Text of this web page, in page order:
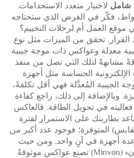
شامل لاختيار متعدد الاستخدامات.
لذلك عند اختيار عاكس بقدرة ٣٥٠٠ واط، فكّر في الغرض الذي ستحتاجه
موقع العمل أم لرحلات التخييم؟
القرار. تحقق من الميزات مثل نوع
معدلة وعواكس ذات موجة جيبية
مشابهةً لتلك التي تصل من منفذ
الحساسة مثل أجهزة
الجيبية المُعدَّلة فهي أقل تكلفةً،
وبالإضافة إلى ذلك، راجع كفاءة
في تحويل الطاقة. فالعاكس
بطاريتك على الاستمرار لفترة
المتوفرة؛ فوجود عدد أكبر من
عدة أجهزة في آنٍ واحد. ومن حيث
العلامة التجارية، فإن شركة «مينفون» (Minvon) تصنع عواكس موثوقةً